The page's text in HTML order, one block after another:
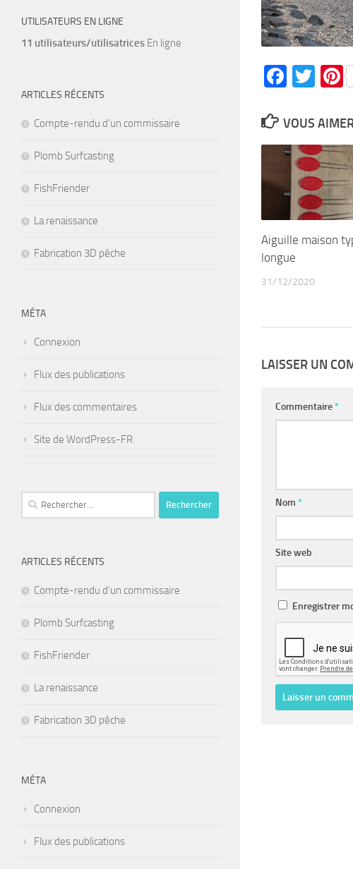
VOUS
Aiguille maison
longue
31/12/2020
LAISSER UN
Commentaire *
Nom *
Site web
Enregistrer
UTILISATEURS EN LIGNE
11 utilisateurs/utilisatrices En ligne
ARTICLES RÉCENTS
Compte-rendu d’un commissaire
Plomb Surfcasting
FishFriender
La renaissance
Fabrication 3D pêche
MÉTA
Connexion
Flux des publications
Flux des commentaires
Site de WordPress-FR
Rechercher :
ARTICLES RÉCENTS
Compte-rendu d’un commissaire
Plomb Surfcasting
FishFriender
La renaissance
Fabrication 3D pêche
MÉTA
Connexion
Flux des publications